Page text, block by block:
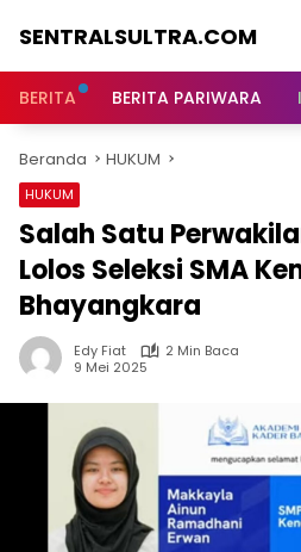
SENTRALSULTRA.COM
BERITA BERITA PARIWARA
Beranda HUKUM
HUKUM
Salah Satu
Lolos Seleksi SMA
Bhayangkara
Edy Fiat
2 Min Baca
9 Mei 2025